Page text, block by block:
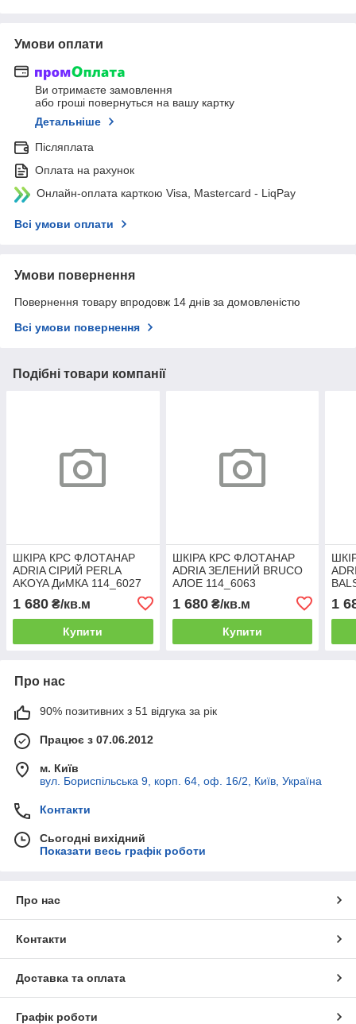
Умови оплати
Ви отримаєте замовлення
або гроші повернуться на вашу картку
Детальніше
Післяплата
Оплата на рахунок
Онлайн-оплата карткою Visa, Mastercard - LiqPay
Всі умови оплати
Умови повернення
Повернення товару впродовж 14 днів за домовленістю
Всі умови повернення
Подібні товари компанії
ШКІРА КРС ФЛОТАНАР
ADRIA СІРИЙ PERLA
AKOYA ДиМКА 114_6027
1 680 ₴/кв.м
Купити
ШКІРА КРС ФЛОТАНАР
ADRIA ЗЕЛЕНИЙ BRUCO
АЛОЕ 114_6063
1 680₴/кв.м
Купити
1
Про нас
90% позитивних з 51 відгука за рік
Працює з 07.06.2012
м. Київ
вул. Бориспільська 9, корп. 64, оф. 16/2, Київ, Україна
Контакти
Сьогодні вихідний
Показати весь графік роботи
Про нас
Контакти
Доставка та оплата
Графік роботи